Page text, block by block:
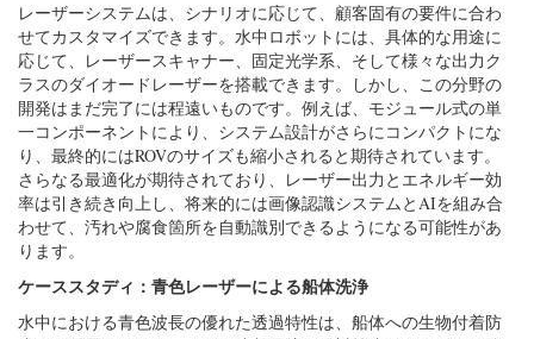
レーザーシステムは、シナリオに応じて、顧客固有の要件に合わ
せてカスタマイズできます。水中ロボットには、具体的な用途に
応じて、レーザースキャナー、固定光学系、そして様々な出力ク
ラスのダイオードレーザーを搭載できます。しかし、この分野の
開発はまだ完了には程遠いものです。例えば、モジュール式の単
一コンポーネントにより、システム設計がさらにコンパクトにな
り、最終的にはROVのサイズも縮小されると期待されています。
さらなる最適化が期待されており、レーザー出力とエネルギー効
率は引き続き向上し、将来的には画像認識システムとAIを組み合
わせて、汚れや腐食箇所を自動識別できるようになる可能性があ
ります。
ケーススタディ：青色レーザーによる船体洗浄
水中における青色波長の優れた透過特性は、船体への生物付着防